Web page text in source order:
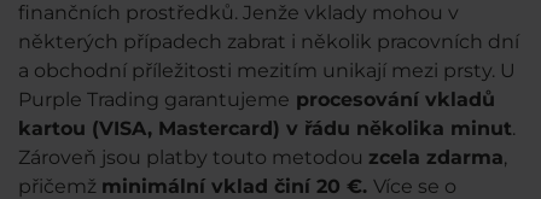
finančních prostředků. Jenže vklady mohou v
některých případech zabrat i několik pracovních dní
a obchodní příležitosti mezitím unikají mezi prsty. U
Purple Trading garantujeme procesování vkladů
kartou (VISA, Mastercard) v řádu několika minut.
Zároveň jsou platby touto metodou zcela zdarma,
přičemž minimální vklad činí 20 €. Více se o